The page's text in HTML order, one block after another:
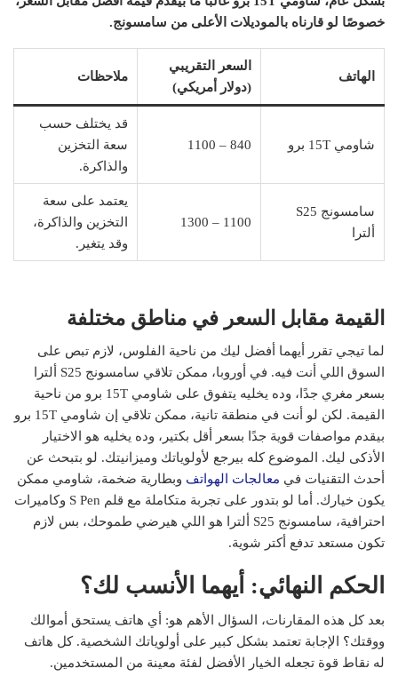
خصوصًا لو قارناه بالموديلات الأعلى من سامسونج.
الهاتف
السعر التقريبي
(دولار أمريكي)
ملاحظات
شاومي 15T برو 840 – 1100
قد يختلف حسب
سعة التخزين
والذاكرة.
سامسونج S25
ألترا
1100 – 1300
يعتمد على سعة
التخزين والذاكرة،
وقد يتغير.
القيمة مقابل السعر في مناطق مختلفة
لما تيجي تقرر أيهما أفضل ليك من ناحية الفلوس، لازم تبص على
السوق اللي أنت فيه. في أوروبا، ممكن تلاقي سامسونج S25 ألترا
بسعر مغري جدًا، وده يخليه يتفوق على شاومي 15T برو من ناحية
القيمة. لكن لو أنت في منطقة تانية، ممكن تلاقي إن شاومي 15T برو
بيقدم مواصفات قوية جدًا بسعر أقل بكتير، وده يخليه هو الاختيار
الأذكى ليك. الموضوع كله بيرجع لأولوياتك وميزانيتك. لو بتبحث عن
أحدث التقنيات في معالجات الهواتف وبطارية ضخمة، شاومي ممكن
يكون خيارك. أما لو بتدور على تجربة متكاملة مع قلم S Pen وكاميرات
احترافية، سامسونج S25 ألترا هو اللي هيرضي طموحك، بس لازم
تكون مستعد تدفع أكتر شوية.
الحكم النهائي: أيهما الأنسب لك؟
بعد كل هذه المقارنات، السؤال الأهم هو: أي هاتف يستحق أموالك
ووقتك؟ الإجابة تعتمد بشكل كبير على أولوياتك الشخصية. كل هاتف
له نقاط قوة تجعله الخيار الأفضل لفئة معينة من المستخدمين.